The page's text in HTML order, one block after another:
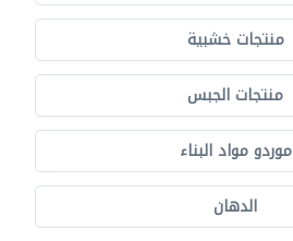
منتجات خشبية
منتجات الجبس
موردو مواد البناء
الدهان